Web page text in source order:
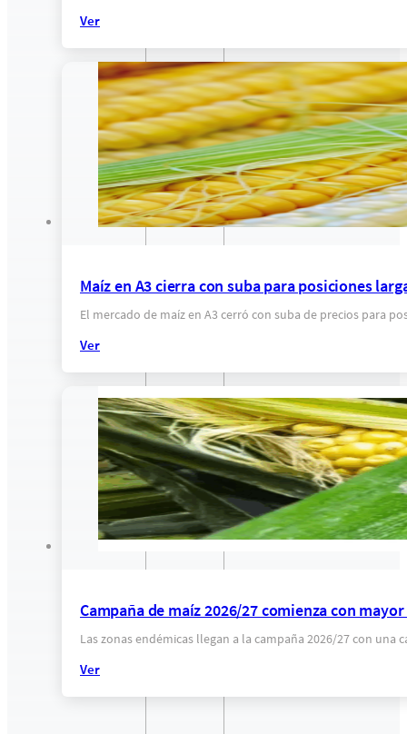
Ver
Maíz en A3 cierra con suba para posiciones
El mercado de maíz en A3 cerró con suba de precios para
Ver
Campaña de maíz 2026/27 comienza con
Las zonas endémicas llegan a la campaña 2026/27 con
Ver